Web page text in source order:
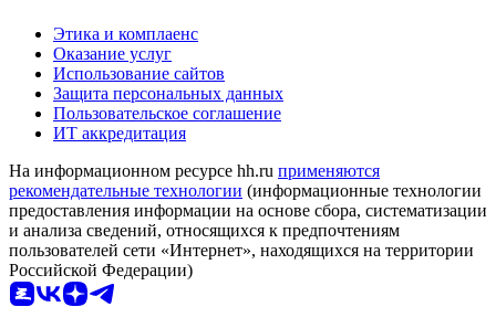
Этика и комплаенс
Оказание услуг
Использование сайтов
Защита персональных данных
Пользовательское соглашение
ИТ аккредитация
На информационном ресурсе hh.ru применяются
рекомендательные технологии (информационные технологии
предоставления информации на основе сбора, систематизации
и анализа сведений, относящихся к предпочтениям
пользователей сети «Интернет», находящихся на территории
Российской Федерации)